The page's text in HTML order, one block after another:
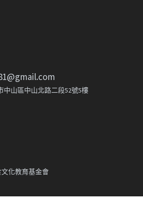
中山區中山北路二段52號5樓
化教育基金會